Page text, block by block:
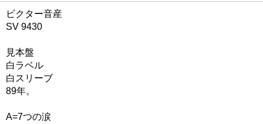
ビクター音産
SV 9430
見本盤
白ラベル
白スリーブ
89年。
A=7つの涙